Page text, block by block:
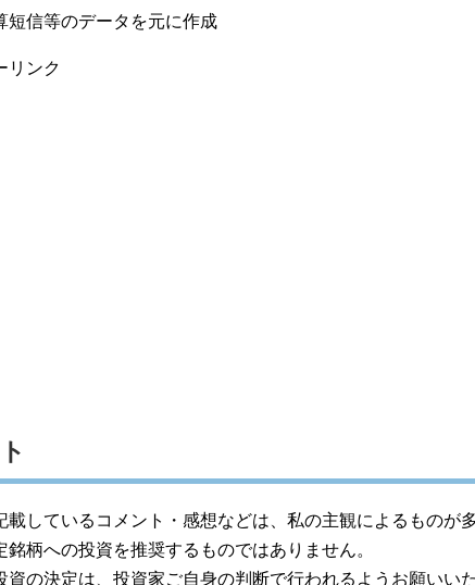
短信等のデータを元に作成
リンク
しているコメント・感想などは、私の主観によるものが
銘柄への投資を推奨するものではありません。
資の決定は、投資家ご自身の判断で行われるようお願いいた